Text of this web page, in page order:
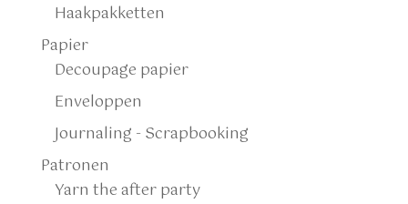
Haakpakketten
Papier
Decoupage papier
Enveloppen
Journaling - Scrapbooking
Patronen
Yarn the after party